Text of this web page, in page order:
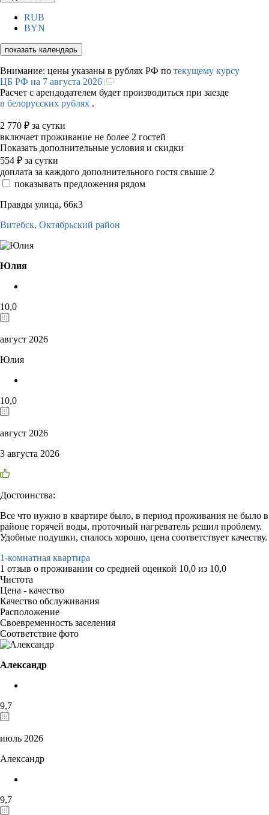
RUB
BYN
показать календарь
Внимание: цены указаны в рублях РФ по текущему курсу
ЦБ РФ на 7 августа 2026
Расчет с арендодателем будет производиться при заезде
в белорусских рублях .
2 770 ₽ за сутки
включает проживание не более 2 гостей
Показать дополнительные условия и скидки
554 ₽ за сутки
доплата за каждого дополнительного гостя свыше 2
показывать предложения рядом
Правды улица, 66к3
Витебск, Октябрьский район
Юлия
10,0
август 2026
Юлия
10,0
август 2026
3 августа 2026
Достоинства:
Все что нужно в квартире было, в период проживания не было в
районе горячей воды, проточный нагреватель решил проблему.
Удобные подушки, спалось хорошо, цена соответствует качеству.
1-комнатная квартира
1 отзыв о проживании со средней оценкой 10,0 из 10,0
Чистота
Цена - качество
Качество обслуживания
Расположение
Своевременность заселения
Соответствие фото
Александр
9,7
июль 2026
Александр
9,7